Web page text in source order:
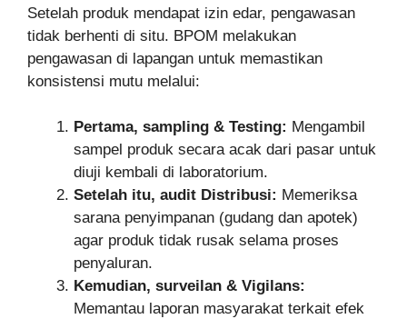
Setelah produk mendapat izin edar, pengawasan
tidak berhenti di situ. BPOM melakukan
pengawasan di lapangan untuk memastikan
konsistensi mutu melalui:
Pertama, sampling & Testing: Mengambil
sampel produk secara acak dari pasar untuk
diuji kembali di laboratorium.
Setelah itu, audit Distribusi: Memeriksa
sarana penyimpanan (gudang dan apotek)
agar produk tidak rusak selama proses
penyaluran.
Kemudian, surveilan & Vigilans:
Memantau laporan masyarakat terkait efek